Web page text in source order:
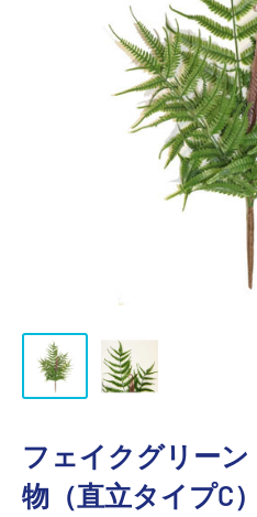
フェイクグリー
物（直立タイプ